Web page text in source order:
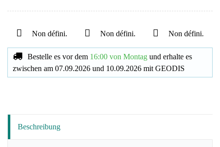
Non défini. Non défini. Non défini.
Bestelle es vor dem 16:00 von Montag und erhalte es
zwischen am 07.09.2026 und 10.09.2026 mit GEODIS
Beschreibung